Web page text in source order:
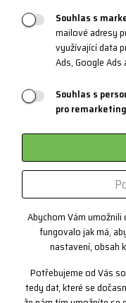
Abychom Vám umožnili
fungovalo jak má,
nastavení, obsah
Potřebujeme od Vás
tedy dat, které se
Souhlas s
mailové adresy
využívající data
Ads, Google Ads
Souhlas s
pro remarketing